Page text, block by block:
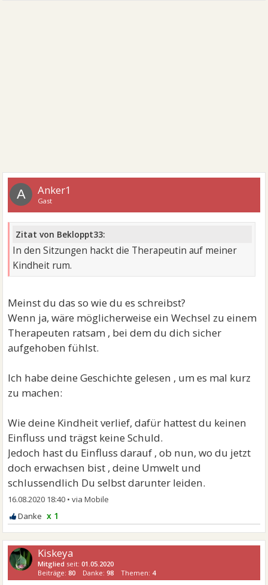
A Anker1
Gast
Zitat von Bekloppt33:
In den Sitzungen hackt die Therapeutin auf meiner
Kindheit rum.
Meinst du das so wie du es schreibst?
Wenn ja, wäre möglicherweise ein Wechsel zu einem
Therapeuten ratsam , bei dem du dich sicher
aufgehoben fühlst.
Ich habe deine Geschichte gelesen , um es mal kurz
zu machen:
Wie deine Kindheit verlief, dafür hattest du keinen
Einfluss und trägst keine Schuld.
Jedoch hast du Einfluss darauf , ob nun, wo du jetzt
doch erwachsen bist , deine Umwelt und
schlussendlich Du selbst darunter leiden.
16.08.2020 18:40 •
x 1
Kiskeya
Mitglied seit:01.05.2020
Beiträge:80 Danke:98 Themen: 4